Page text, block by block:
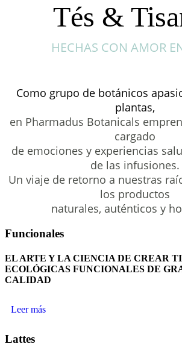
Tés &
HECHAS CON AMOR
Como grupo de botánicos
plantas,
en Pharmadus Botanicals
cargado
de emociones y experiencias
de las infusiones.
Un viaje de retorno a nuestras
los productos
naturales, auténticos y
Funcionales
EL ARTE Y LA CIENCIA DE CREAR
ECOLÓGICAS FUNCIONALES DE
CALIDAD
Leer más
Lattes